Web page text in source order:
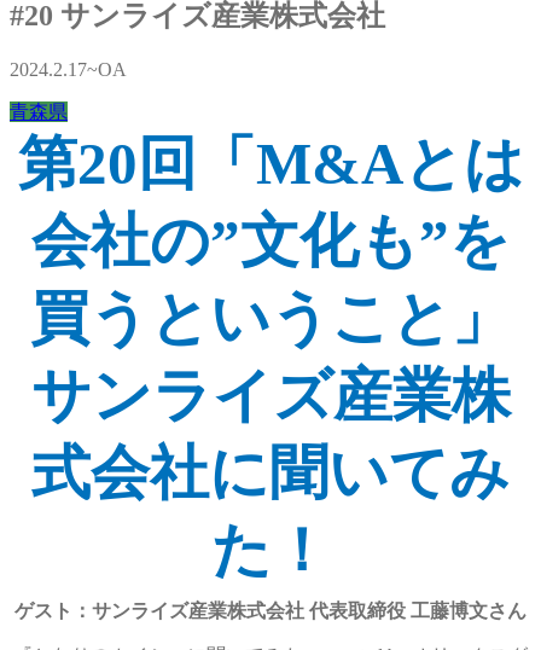
#20 サンライズ産業株式会社
2024.2.17~OA
青森県
第20回「M&Aとは
会社の”文化も”を
買うということ」
サンライズ産業株
式会社に聞いてみ
た！
ゲスト： サンライズ産業株式会社 代表取締役 工藤博文さん